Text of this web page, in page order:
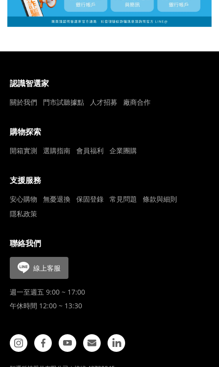
認識智選家
關於我們 門市試聽據點 人才招募 廠商合作
購物探索
開箱實測 選購指南 會員福利 企業團購
支援服務
安心購物 無憂退換 保固登錄 常見問題
條款與細則
隱私政策
聯絡我們
線上客服
週一至週五 9:00 ~ 17:00
午休時間 12:00 ~ 13:30